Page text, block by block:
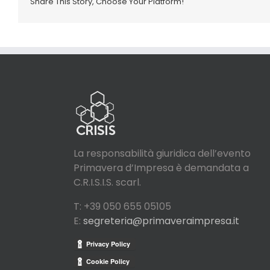
La responsabilità giuridica dell’evento
Primavera d’Impresa è demandata a
C.R.I.S.I.S. scarl.
T: +39 050 655 05105
E: segreteria@primaveraimpresa.it